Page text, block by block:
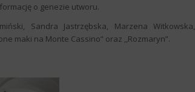
o genezie utworu.
Sandra Jastrzębska, Marzena Witkowska,
maki na Monte Cassino” oraz ,,Rozmaryn”.